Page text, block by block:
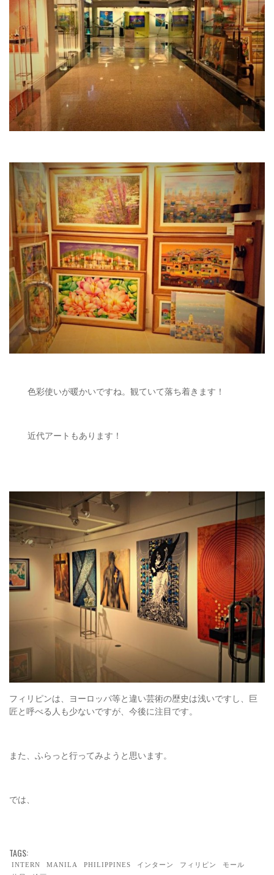
色彩使いが暖かいですね。観ていて落ち着きます！
近代アートもあります！
フィリピンは、ヨーロッパ等と違い芸術の歴史は浅いですし、巨
匠と呼べる人も少ないですが、今後に注目です。
また、ふらっと行ってみようと思います。
では、
TAGS:
INTERN MANILA PHILIPPINES インターン フィリピン
モール